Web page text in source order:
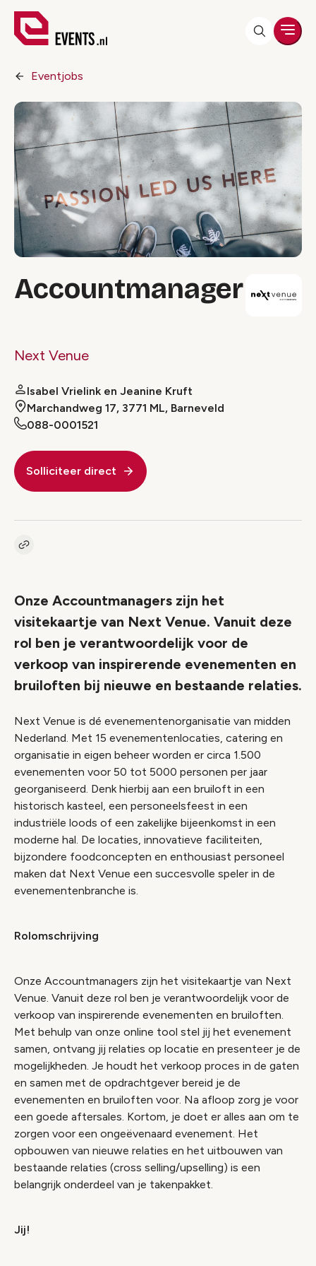
Eventjobs
Accountmanager
Next Venue
Isabel Vrielink en Jeanine Kruft
Marchandweg 17, 3771 ML, Barneveld
088-0001521
Solliciteer direct
Kopieer link naar vacature
Onze Accountmanagers zijn het
visitekaartje van Next Venue. Vanuit deze
rol ben je verantwoordelijk voor de
verkoop van inspirerende evenementen en
bruiloften bij nieuwe en bestaande relaties.
Next Venue is dé evenementenorganisatie van midden
Nederland. Met 15 evenementenlocaties, catering en
organisatie in eigen beheer worden er circa 1.500
evenementen voor 50 tot 5000 personen per jaar
georganiseerd. Denk hierbij aan een bruiloft in een
historisch kasteel, een personeelsfeest in een
industriële loods of een zakelijke bijeenkomst in een
moderne hal. De locaties, innovatieve faciliteiten,
bijzondere foodconcepten en enthousiast personeel
maken dat Next Venue een succesvolle speler in de
evenementenbranche is.
Rolomschrijving
Onze Accountmanagers zijn het visitekaartje van Next
Venue. Vanuit deze rol ben je verantwoordelijk voor de
verkoop van inspirerende evenementen en bruiloften.
Met behulp van onze online tool stel jij het evenement
samen, ontvang jij relaties op locatie en presenteer je de
mogelijkheden. Je houdt het verkoop proces in de gaten
en samen met de opdrachtgever bereid je de
evenementen en bruiloften voor. Na afloop zorg je voor
een goede aftersales. Kortom, je doet er alles aan om te
zorgen voor een ongeëvenaard evenement. Het
opbouwen van nieuwe relaties en het uitbouwen van
bestaande relaties (cross selling/upselling) is een
belangrijk onderdeel van je takenpakket.
Jij!